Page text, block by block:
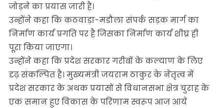
जोड़ने का प्रयास जारी है।
उन्होंने कहा कि कठवाड़ा-मडौला संपर्क सड़क मार्ग का
निर्माण कार्य प्रगति पर है जिसका निर्माण कार्य शीघ्र ही
पूरा किया जाएगा।
उन्होंने कहा कि प्रदेश सरकार गरीबों के कल्याण के लिए
दृढ़ संकल्पित है। मुख्यमंत्री जयराम ठाकुर के नेतृत्व में
प्रदेश सरकार के अथक प्रयासों से विधानसभा क्षेत्र चुराह के
एक समान हुए विकास के परिणाम स्वरूप आज आये